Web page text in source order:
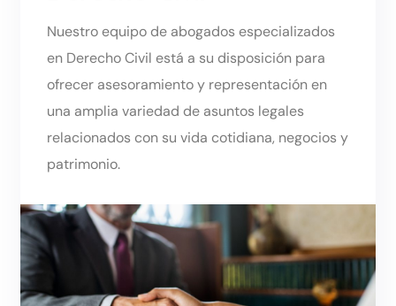
Nuestro equipo de abogados especializados
en Derecho Civil está a su disposición para
ofrecer asesoramiento y representación en
una amplia variedad de asuntos legales
relacionados con su vida cotidiana, negocios y
patrimonio.